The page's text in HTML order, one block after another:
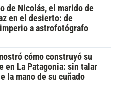
de Nicolás, el marido de
en el desierto: de
a astrofotógrafo
cómo construyó su
en La Patagonia: sin talar
la mano de su cuñado